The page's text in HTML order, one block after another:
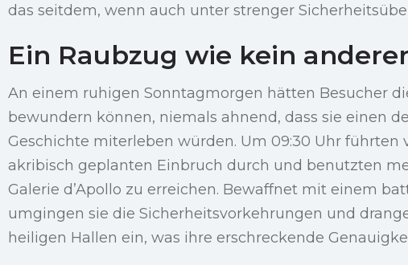
das seitdem, wenn auch unter strenger
Ein Raubzug wie kein anderer
An einem ruhigen Sonntagmorgen hätten Besucher
bewundern können, niemals ahnend, dass sie einen
Geschichte miterleben würden. Um 09:30 Uhr führten
akribisch geplanten Einbruch durch und benutzten
Galerie d’Apollo zu erreichen. Bewaffnet mit einem
umgingen sie die Sicherheitsvorkehrungen und
heiligen Hallen ein, was ihre erschreckende